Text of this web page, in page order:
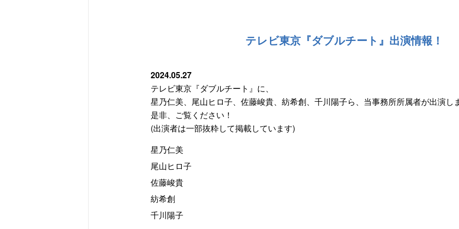
テレビ東京『ダブルチート』出演情報！
2024.05.27
テレビ東京『ダブルチート』に、
星乃仁美、尾山ヒロ子、佐藤峻貴、紡希創、千川陽子ら、当事務所所属者が出演し
是非、ご覧ください！
(出演者は一部抜粋して掲載しています)
星乃仁美
尾山ヒロ子
佐藤峻貴
紡希創
千川陽子